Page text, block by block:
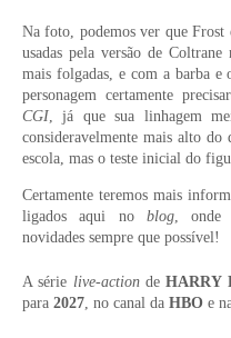
Na foto, podemos ver que Frost
usadas pela versão de
mais folgadas, e com a barba e
personagem certamente
CGI, já que sua linhagem
consideravelmente mais alto
escola, mas o teste inicial do
Certamente teremos mais
ligados aqui no blog, onde
novidades sempre que possível!
A série live-actiondeHARRY
para 2027, no canal da HBO e